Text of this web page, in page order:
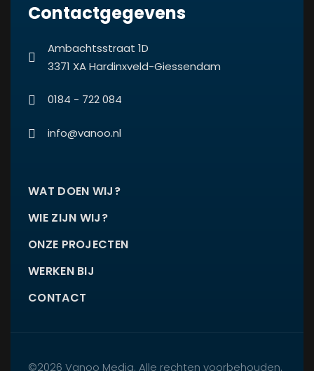
Contactgegevens
Ambachtsstraat 1D
3371 XA Hardinxveld-Giessendam
0184 - 722 084
info@vanoo.nl
WAT DOEN WIJ?
WIE ZIJN WIJ?
ONZE PROJECTEN
WERKEN BIJ
CONTACT
©2026 Vanoo Media. Alle rechten voorbehouden.